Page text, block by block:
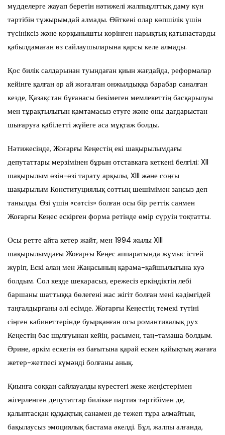
мүдделерге жауап беретін нәтижелі жалпыұлттық даму күн
тәртібін тұжырымдай алмады. Өйткені олар көпшілік үшін
түсініксіз және қорқынышты көрінген нарықтық қатынастарды
қабылдамаған өз сайлаушыларына қарсы келе алмады.
Қос билік салдарынан туындаған қиын жағдайда, реформалар
кейінге қалған әр ай жоғалған онжылдыққа барабар саналған
кезде, Қазақстан бұғанасы бекімеген мемлекеттің басқарылуы
мен тұрақтылығын қамтамасыз етуге және оны дағдарыстан
шығаруға қабілетті жүйеге аса мұқтаж болды.
Нәтижесінде, Жоғарғы Кеңестің екі шақырылымдағы
депутаттары мерзімінен бұрын отставкаға кеткені белгілі: XII
шақырылым өзін-өзі тарату арқылы, XIII және соңғы
шақырылым Конституциялық соттың шешімімен заңсыз деп
танылды. Өзі үшін «сәтсіз» болған осы бір реттік санмен
Жоғарғы Кеңес ескірген форма ретінде өмір сүруін тоқтатты.
Осы ретте айта кетер жайт, мен 1994 жылы XIII
шақырылымдағы Жоғарғы Кеңес аппаратында жұмыс істей
жүріп, Ескі алаң мен Жаңасының қарама-қайшылығына куә
болдым. Сол кезде шекарасыз, ережесіз еркіндіктің лебі
баршаны шаттыққа бөлегені жас жігіт болған мені кәдімгідей
таңғалдырғаны әлі есімде. Жоғарғы Кеңестің темекі түтіні
сіңген кабинеттерінде буырқанған осы романтикалық рух
Кеңестің бас шұлғуынан кейін, расымен, таң-тамаша болдым.
Әрине, әркім ескегін өз бағытына қарай ескен қайықтың жағаға
жетер-жетпесі күмәнді болғаны анық.
Қиынға соққан сайлауалды күрестегі жеке жеңістерімен
жігерленген депутаттар билікке партия тәртібімен де,
қалыптасқан құқықтық санамен де тежеп тұра алмайтын,
бақылаусыз эмоциялық бастама әкелді. Бұл, жалпы алғанда,